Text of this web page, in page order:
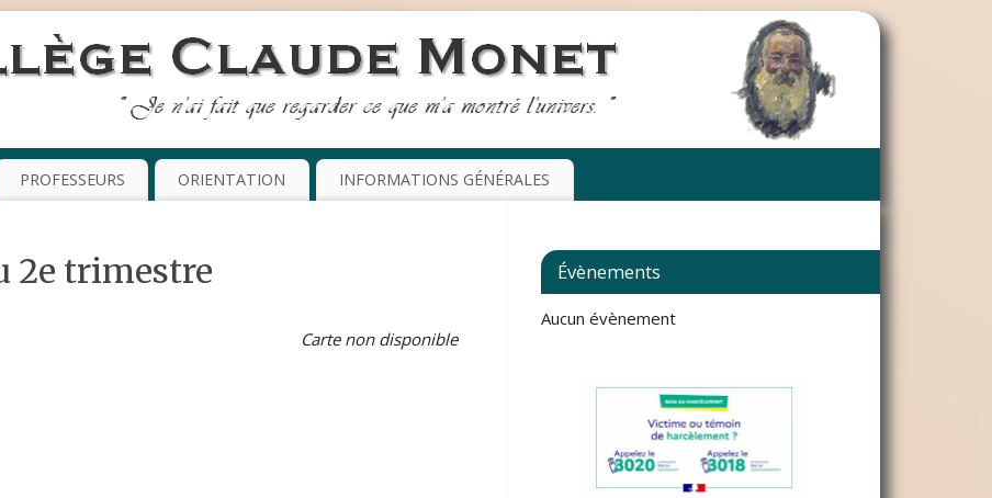
PROFESSEURS ORIENTATION INFORMATIONS GÉNÉRALES
2e trimestre
Carte non disponible
Évènements
Aucun évènement